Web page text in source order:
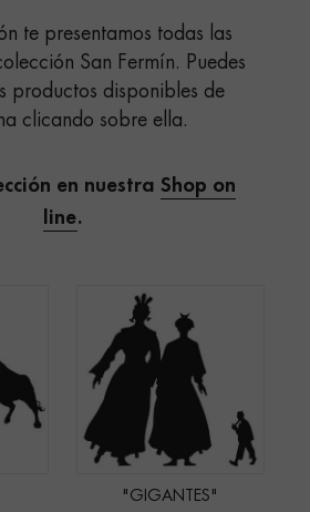
te presentamos todas las
San Fermín. Puedes
productos disponibles de
clicando sobre ella.
en nuestra Shop on
line.
"GIGANTES"